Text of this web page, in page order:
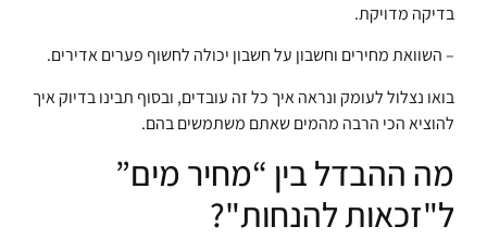
בדיקה מדויקת.
– השוואת מחירים וחשבון על חשבון יכולה לחשוף פערים אדירים.
בואו נצלול לעומק ונראה איך כל זה עובדים, ובסוף תבינו בדיוק איך
להוציא הכי הרבה מהמים שאתם משתמשים בהם.
מה ההבדל בין “מחיר מים”
ל"זכאות להנחות"?